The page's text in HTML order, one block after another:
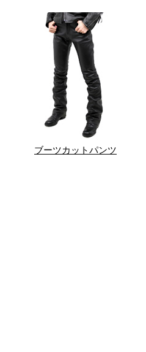
ブーツカットパンツ